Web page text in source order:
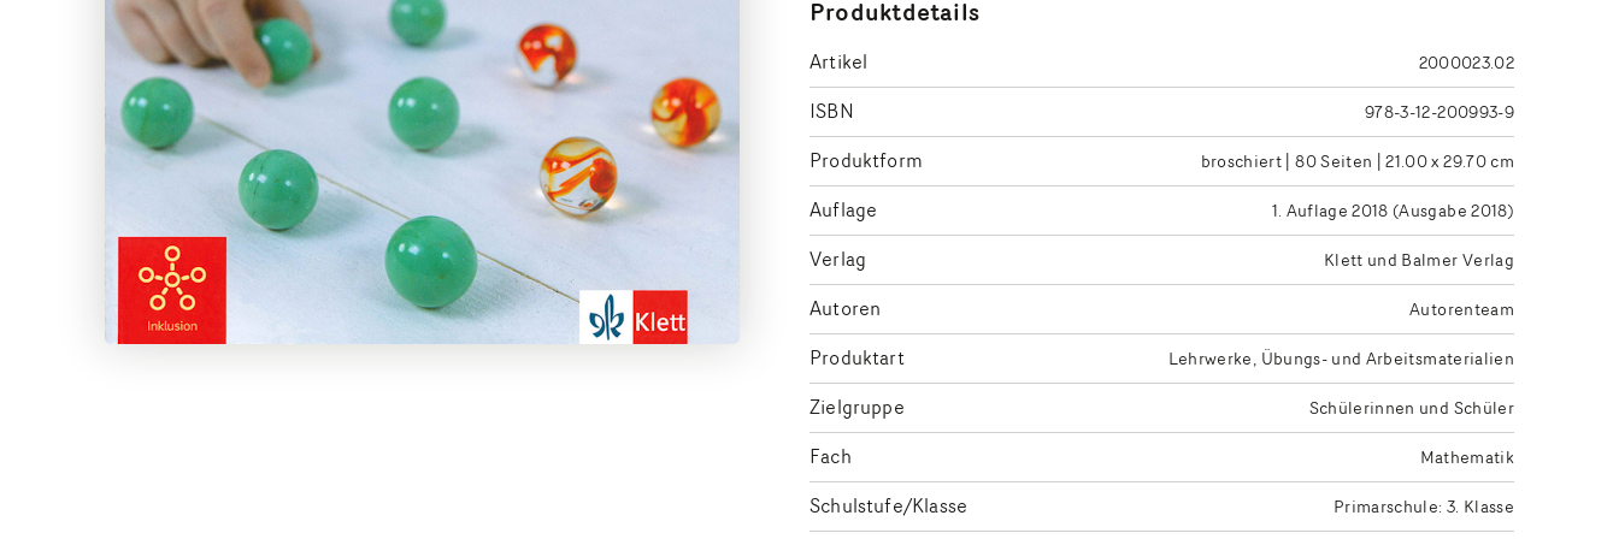
Produktdetails
Artikel 2000023.02
ISBN 978-3-12-200993-9
Produktform broschiert | 80 Seiten | 21.00 x 29.70 cm
Auflage 1. Auflage 2018 (Ausgabe 2018)
Verlag Klett und Balmer Verlag
Autoren Autorenteam
Produktart Lehrwerke Übungs- und Arbeitsmaterialien
Zielgruppe Schülerinnen und Schüler
Fach Mathematik
Schulstufe/Klasse Primarschule: 3. Klasse